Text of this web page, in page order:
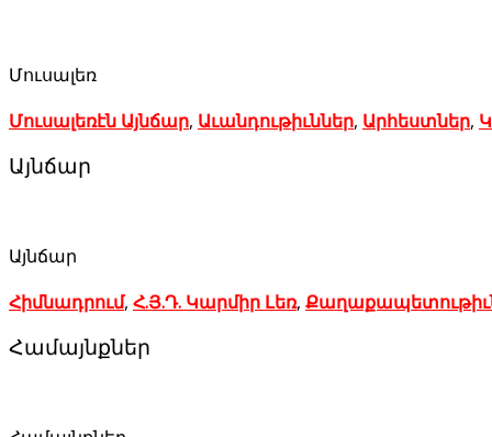
Մուսալեռ
Մուսալեռէն Այնճար, Աւանդութիւններ, Արհեստներ,
Այնճար
Այնճար
Հիմնադրում, Հ.Յ.Դ. Կարմիր Լեռ,
Համայնքներ